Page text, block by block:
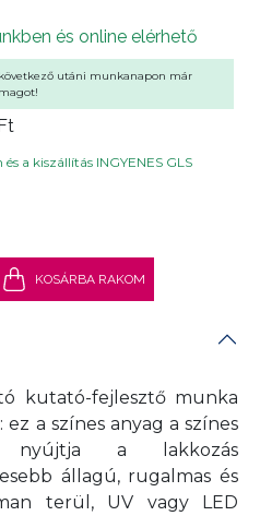
és online elérhető
utáni munkanapon már
a kiszállítás INGYENES GLS
KOSÁRBA RAKOM
kutató-fejlesztő munka
a színes anyag a színes
nyújtja a lakkozás
állagú, rugalmas és
terül, UV vagy LED